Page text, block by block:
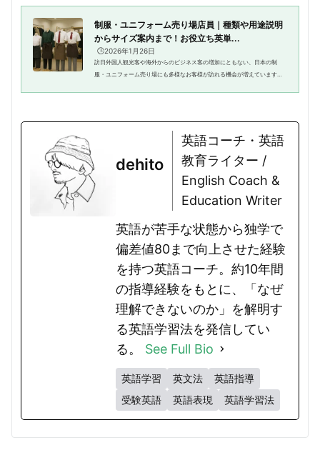
制服・ユニフォーム売り場店員｜種類や用途説明
からサイズ案内まで！お役立ち英単...
🕒️2026年1月26日
訪日外国人観光客や海外からのビジネス客の増加にともない、日本の制
服・ユニフォーム売り場にも多様なお客様が訪れる機会が増えています。
dehito
英語コーチ・英語
教育ライター /
English Coach &
Education Writer
英語が苦手な状態から独学で
偏差値80まで向上させた経験
を持つ英語コーチ。約10年間
の指導経験をもとに、「なぜ
理解できないのか」を解明す
る英語学習法を発信してい
る。 See Full Bio
英語学習 英文法
英語指導
受験英語
英語表現 英語学習法